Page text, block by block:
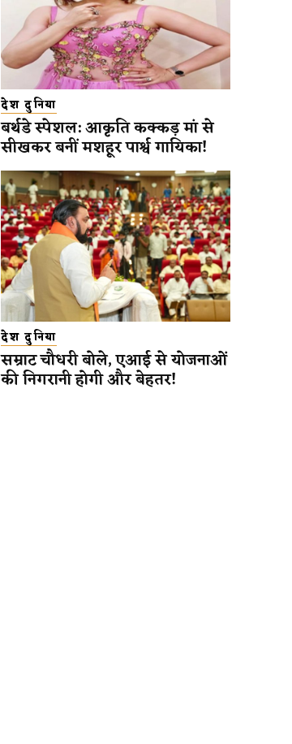
देश दुनिया
बर्थडे स्पेशल: आकृति कक्कड़ मां से
सीखकर बनीं मशहूर पार्श्व गायिका!
देश दुनिया
सम्राट चौधरी बोले, एआई से योजनाओं
की निगरानी होगी और बेहतर!